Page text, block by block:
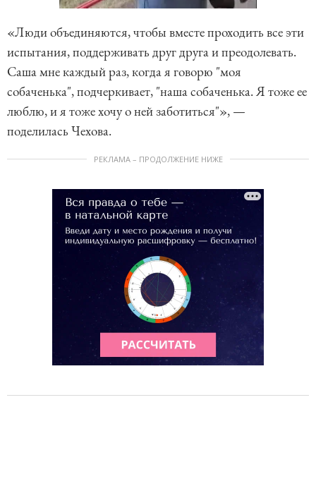
«Люди объединяются, чтобы вместе проходить все эти
испытания, поддерживать друг друга и преодолевать.
Саша мне каждый раз, когда я говорю "моя
собаченька", подчеркивает, "наша собаченька. Я тоже ее
люблю, и я тоже хочу о ней заботиться"», —
поделилась Чехова.
РЕКЛАМА – ПРОДОЛЖЕНИЕ НИЖЕ